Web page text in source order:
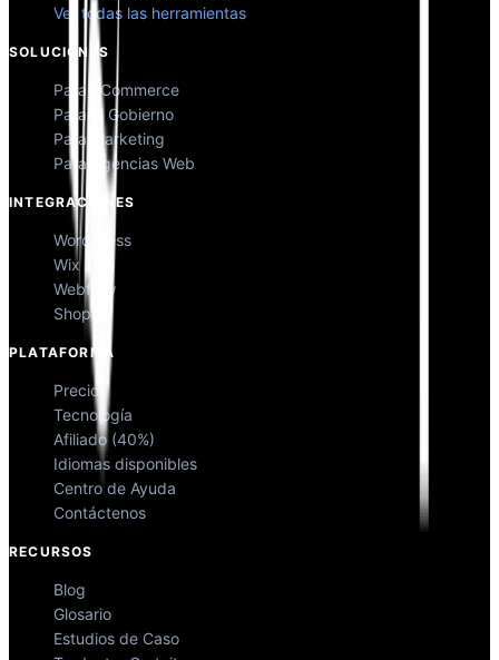
Ver todas las herramientas
SOLUCIONES
Para eCommerce
Para el Gobierno
Para Marketing
Para Agencias Web
INTEGRACIONES
WordPress
Wix
Webflow
Shopify
PLATAFORMA
Precios
Tecnología
Afiliado (40%)
Idiomas disponibles
Centro de Ayuda
Contáctenos
RECURSOS
Blog
Glosario
Estudios de Caso